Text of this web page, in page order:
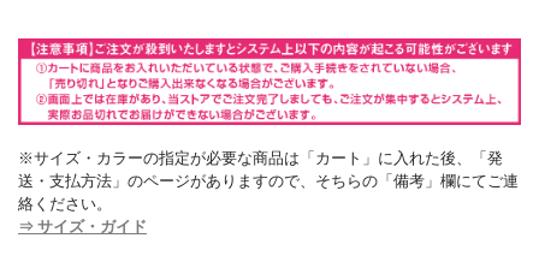
※サイズ・カラーの指定が必要な商品は「カート」に入れた後、「発
送・支払方法」のページがありますので、そちらの「備考」欄にてご連
絡ください。
⇒ サイズ・ガイド